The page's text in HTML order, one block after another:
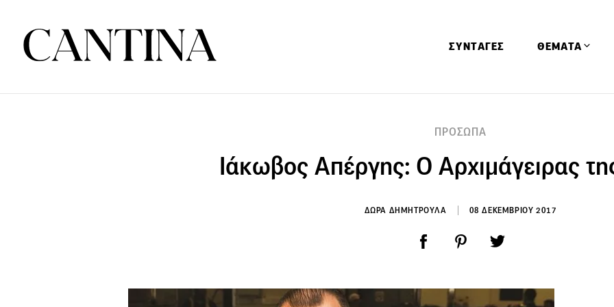
ΣΥΝΤΑΓΕΣ ΘΕΜΑΤΑ
Ειδήσεις
Έρευνες
ΠΡΟΣΩΠΑ
Ιάκωβος Απέργης: Ο Αρχιμάγειρας
ΔΩΡΑ ΔΗΜΗΤΡΟΥΛΑ 08 ΔΕΚΕΜΒΡΙΟΥ 2017